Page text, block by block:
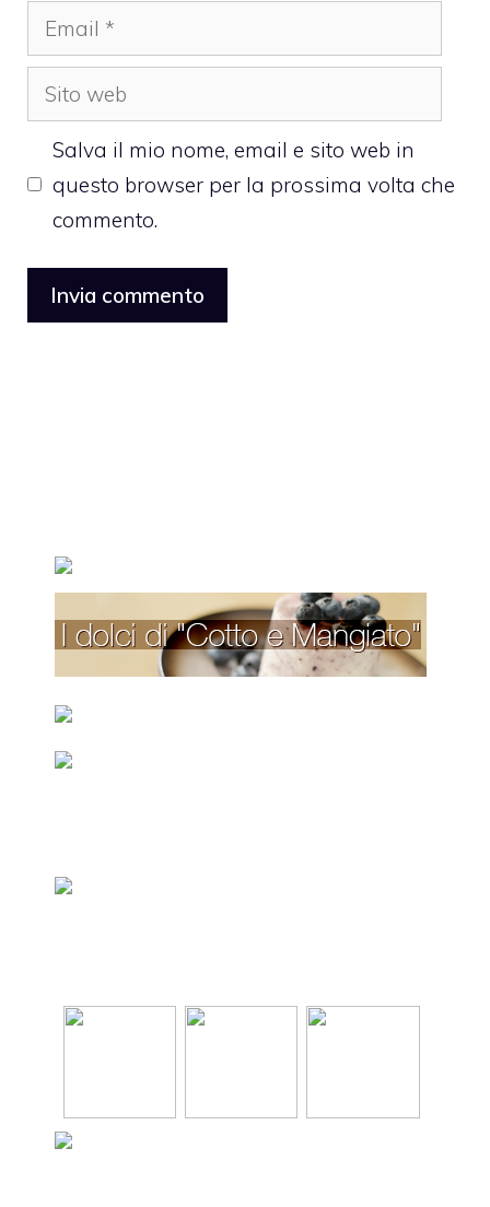
Email
Sito
web
Salva il mio nome, email e sito web in
questo browser per la prossima volta che
commento.